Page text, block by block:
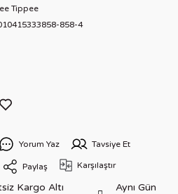
Tippee
858-4
Yorum Yaz Tavsiye Et
Paylaş Karşılaştır
Kargo Altı
Aynı Gün